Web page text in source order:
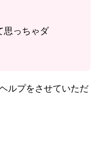
思っちゃダ
ルプをさせていただ